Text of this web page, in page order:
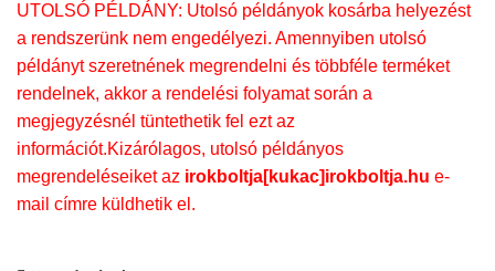
UTOLSÓ PÉLDÁNY: Utolsó példányok kosárba helyezést
a rendszerünk nem engedélyezi. Amennyiben utolsó
példányt szeretnének megrendelni és többféle terméket
rendelnek, akkor a rendelési folyamat során a
megjegyzésnél tüntethetik fel ezt az
információt.Kizárólagos, utolsó példányos
megrendeléseiket az irokboltja[kukac]irokboltja.hu e-
mail címre küldhetik el.